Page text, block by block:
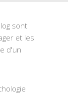
sont
et les
d'un